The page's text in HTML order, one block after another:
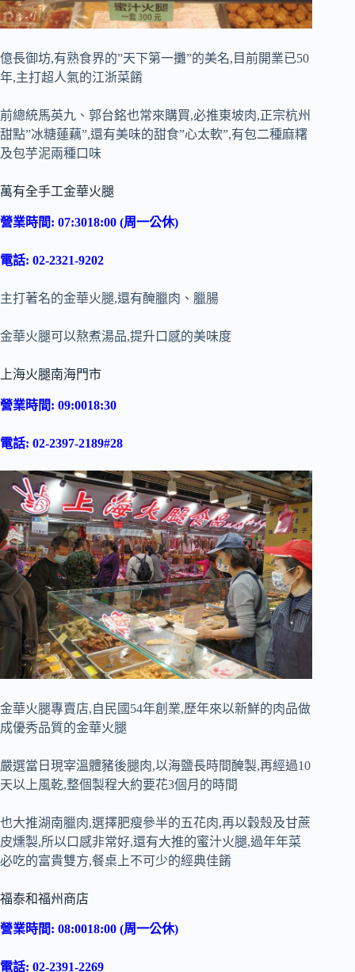
億長御坊,有熟食界的”天下第一攤”的美名,目前開業已50
年,主打超人氣的江浙菜餚
前總統馬英九、郭台銘也常來購買,必推東坡肉,正宗杭州
甜點”冰糖蓮藕”,還有美味的甜食”心太軟”,有包二種麻糬
及包芋泥兩種口味
萬有全手工金華火腿
營業時間: 07:3018:00 (周一公休)
電話: 02-2321-9202
主打著名的金華火腿,還有醃臘肉、臘腸
金華火腿可以熬煮湯品,提升口感的美味度
上海火腿南海門市
營業時間: 09:0018:30
電話: 02-2397-2189#28
金華火腿專賣店,自民國54年創業,歷年來以新鮮的肉品做
成優秀品質的金華火腿
嚴選當日現宰溫體豬後腿肉,以海鹽長時間醃製,再經過10
天以上風乾,整個製程大約要花3個月的時間
也大推湖南臘肉,選擇肥瘦參半的五花肉,再以穀殼及甘蔗
皮燻製,所以口感非常好,還有大推的蜜汁火腿,過年年菜
必吃的富貴雙方,餐桌上不可少的經典佳餚
福泰和福州商店
營業時間: 08:0018:00 (周一公休)
電話: 02-2391-2269